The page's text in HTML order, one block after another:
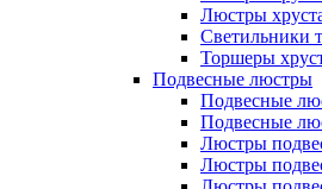
Люстры
Светильники
Торшеры
Подвесные люстры
Подвесные
Подвесные
Люстры
Люстры